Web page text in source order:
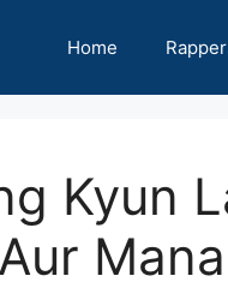
Home
Kyun